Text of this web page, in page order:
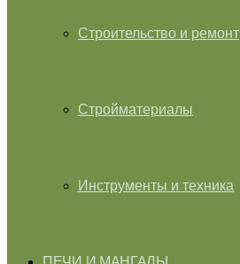
Строительство и ремонт
Стройматериалы
Инструменты и техника